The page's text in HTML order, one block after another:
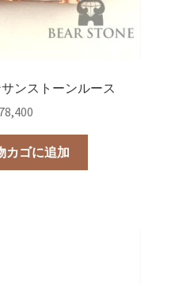
ンストーンルース
78,400
カゴに追加